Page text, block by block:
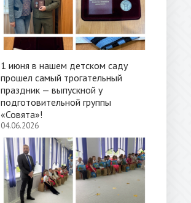
1 июня в нашем детском саду
прошел самый трогательный
праздник — выпускной у
подготовительной группы
«Совята»!
04.06.2026